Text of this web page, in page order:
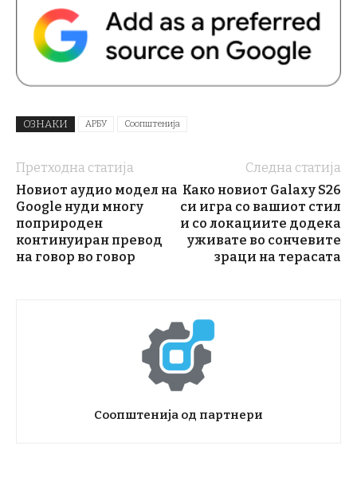
ОЗНАКИ АРБУ Соопштенија
Претходна статија
Новиот аудио модел на
Google нуди многу
поприроден
континуиран превод
на говор во говор
Следна статија
Како новиот Galaxy S26
си игра со вашиот стил
и со локациите додека
уживате во сончевите
зраци на терасата
Соопштенија од партнери